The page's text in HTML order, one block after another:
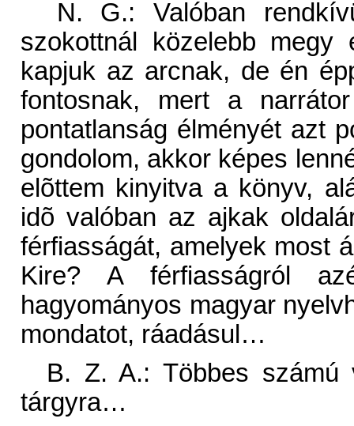
N. G.: Valóban
szokottnál közelebb
kapjuk az arcnak, de én
fontosnak, mert a
pontatlanság élményét azt
gondolom, akkor képes
elõttem kinyitva a könyv,
idõ valóban az ajkak
férfiasságát, amelyek most
Kire? A férfiasságról
hagyományos magyar
mondatot, ráadásul…
B. Z. A.: Többes számú
tárgyra…